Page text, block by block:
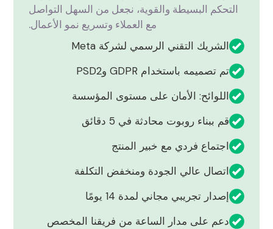
التحكم البسيطة والقوية، نجعل من السهل التواصل
مع العملاء وتسريع نمو الأعمال.
الشريك التقني الرسمي لشركة Meta
تم تصميمه باستخدام GDPR وPSD2
اللوائح: الأمان على مستوى المؤسسة
قم ببناء روبوت محادثة في 5 دقائق
اجتماع فردي مع خبير المنتج
اتصال عالي الجودة ومنخفض التكلفة
إصدار تجريبي مجاني لمدة 14 يومًا
دعم على مدار الساعة من فريقنا المخصص